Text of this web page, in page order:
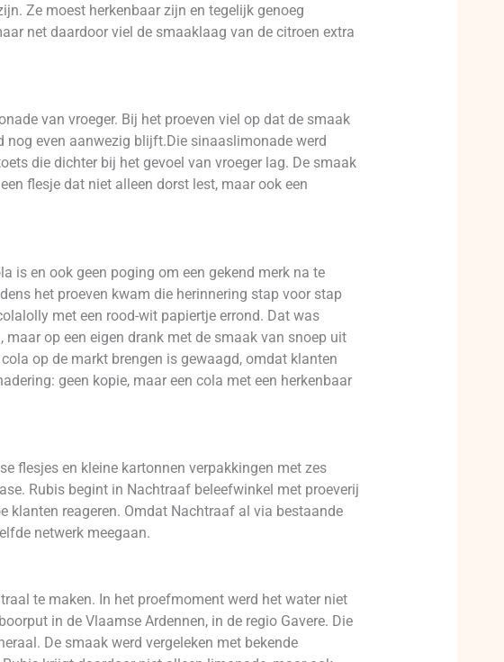
Ze moest herkenbaar zijn en tegelijk genoeg
net daardoor viel de smaaklaag van de citroen extra
van vroeger. Bij het proeven viel op dat de smaak
nog even aanwezig blijft.Die sinaaslimonade werd
die dichter bij het gevoel van vroeger lag. De smaak
flesje dat niet alleen dorst lest, maar ook een
is en ook geen poging om een gekend merk na te
het proeven kwam die herinnering stap voor stap
met een rood-wit papiertje errond. Dat was
op een eigen drank met de smaak van snoep uit
op de markt brengen is gewaagd, omdat klanten
geen kopie, maar een cola met een herkenbaar
flesjes en kleine kartonnen verpakkingen met zes
Rubis begint in Nachtraaf beleefwinkel met proeverij
klanten reageren. Omdat Nachtraaf al via bestaande
netwerk meegaan.
te maken. In het proefmoment werd het water niet
in de Vlaamse Ardennen, in de regio Gavere. Die
De smaak werd vergeleken met bekende